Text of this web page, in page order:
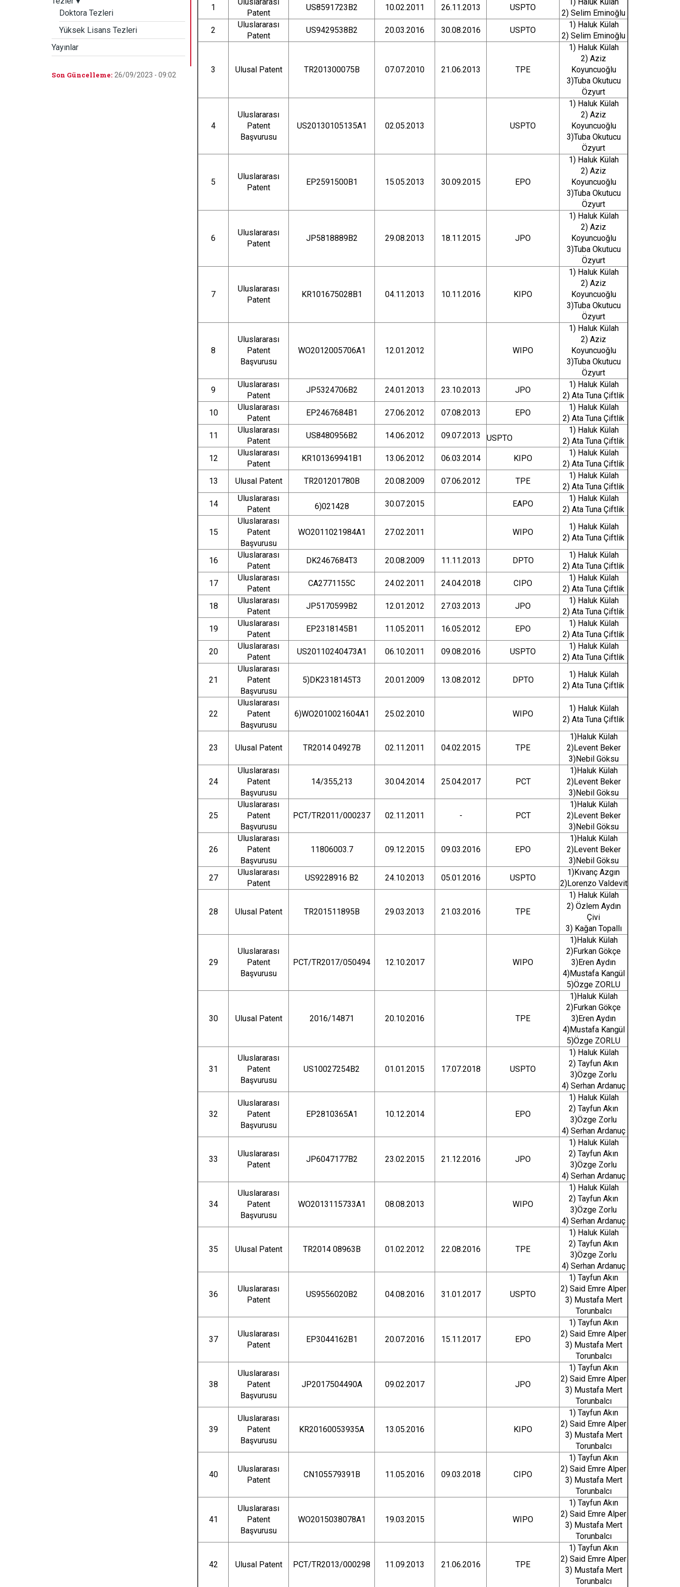
Doktora Tezleri
Yüksek Lisans Tezleri
Yayınlar
Son Güncelleme: 26/09/2023 - 09:02
1
Patent
US8591723B2 10.02.2011 26.11.2013 USPTO
2) Selim Eminoğlu
2
Uluslararası
Patent
US9429538B2 20.03.2016 30.08.2016 USPTO
1) Haluk Külah
2) Selim Eminoğlu
3 Ulusal Patent TR201300075B 07.07.2010 21.06.2013 TPE
1) Haluk Külah
2) Aziz
Koyuncuoğlu
3)Tuba Okutucu
Özyurt
4
Uluslararası
Patent
Başvurusu
US20130105135A1 02.05.2013 USPTO
1) Haluk Külah
2) Aziz
Koyuncuoğlu
3)Tuba Okutucu
Özyurt
5
Uluslararası
Patent
EP2591500B1 15.05.2013 30.09.2015 EPO
1) Haluk Külah
2) Aziz
Koyuncuoğlu
3)Tuba Okutucu
Özyurt
6
Uluslararası
Patent
JP5818889B2 29.08.2013 18.11.2015 JPO
1) Haluk Külah
2) Aziz
Koyuncuoğlu
3)Tuba Okutucu
Özyurt
7
Uluslararası
Patent
KR101675028B1 04.11.2013 10.11.2016 KIPO
1) Haluk Külah
2) Aziz
Koyuncuoğlu
3)Tuba Okutucu
Özyurt
8
Uluslararası
Patent
Başvurusu
WO2012005706A1 12.01.2012 WIPO
1) Haluk Külah
2) Aziz
Koyuncuoğlu
3)Tuba Okutucu
Özyurt
9
Uluslararası
Patent
JP5324706B2 24.01.2013 23.10.2013 JPO
1) Haluk Külah
2) Ata Tuna Çiftlik
10
Uluslararası
Patent
EP2467684B1 27.06.2012 07.08.2013 EPO
1) Haluk Külah
2) Ata Tuna Çiftlik
11
Uluslararası
Patent
US8480956B2 14.06.2012 09.07.2013 USPTO
1) Haluk Külah
2) Ata Tuna Çiftlik
12
Uluslararası
Patent
KR101369941B1 13.06.2012 06.03.2014 KIPO
1) Haluk Külah
2) Ata Tuna Çiftlik
13
Ulusal Patent TR201201780B 20.08.2009 07.06.2012 TPE
1) Haluk Külah
2) Ata Tuna Çiftlik
14
Uluslararası
Patent
6)021428 30.07.2015 EAPO
1) Haluk Külah
2) Ata Tuna Çiftlik
15
Uluslararası
Patent
Başvurusu
WO2011021984A1 27.02.2011 WIPO
1) Haluk Külah
2) Ata Tuna Çiftlik
16
Uluslararası
Patent
DK2467684T3 20.08.2009 11.11.2013 DPTO
1) Haluk Külah
2) Ata Tuna Çiftlik
17
Uluslararası
Patent
CA2771155C 24.02.2011 24.04.2018 CIPO
1) Haluk Külah
2) Ata Tuna Çiftlik
18
Uluslararası
Patent
JP5170599B2 12.01.2012 27.03.2013 JPO
1) Haluk Külah
2) Ata Tuna Çiftlik
19
Uluslararası
Patent
EP2318145B1 11.05.2011 16.05.2012 EPO
1) Haluk Külah
2) Ata Tuna Çiftlik
20
Uluslararası
Patent
US20110240473A1 06.10.2011 09.08.2016 USPTO
1) Haluk Külah
2) Ata Tuna Çiftlik
21
Uluslararası
Patent
Başvurusu
5)DK2318145T3 20.01.2009 13.08.2012 DPTO
1) Haluk Külah
2) Ata Tuna Çiftlik
22
Uluslararası
Patent
Başvurusu
6)WO2010021604A1 25.02.2010 WIPO
1) Haluk Külah
2) Ata Tuna Çiftlik
23 Ulusal Patent TR2014 04927B 02.11.2011 04.02.2015 TPE
1)Haluk Külah
2)Levent Beker
3)Nebil Göksu
24
Uluslararası
Patent
Başvurusu
14/355,213 30.04.2014 25.04.2017 PCT
1)Haluk Külah
2)Levent Beker
3)Nebil Göksu
25
Uluslararası
Patent
Başvurusu
PCT/TR2011/000237 02.11.2011 - PCT
1)Haluk Külah
2)Levent Beker
3)Nebil Göksu
26
Uluslararası
Patent
Başvurusu
11806003.7 09.12.2015 09.03.2016 EPO
1)Haluk Külah
2)Levent Beker
3)Nebil Göksu
27
Uluslararası
Patent
US9228916 B2 24.10.2013 05.01.2016 USPTO
1)Kıvanç Azgın
2)Lorenzo Valdevit
28 Ulusal Patent TR201511895B 29.03.2013 21.03.2016 TPE
1) Haluk Külah
2) Özlem Aydın
Çivi
3) Kağan Topallı
29
Uluslararası
Patent
Başvurusu
PCT/TR2017/050494 12.10.2017 WIPO
1)Haluk Külah
2)Furkan Gökçe
3)Eren Aydın
4)Mustafa Kangül
5)Özge ZORLU
30 Ulusal Patent 2016/14871 20.10.2016 TPE
1)Haluk Külah
2)Furkan Gökçe
3)Eren Aydın
4)Mustafa Kangül
5)Özge ZORLU
31
Uluslararası
Patent
Başvurusu
US10027254B2 01.01.2015 17.07.2018 USPTO
1) Haluk Külah
2) Tayfun Akın
3)Özge Zorlu
4) Serhan Ardanuç
32
Uluslararası
Patent
Başvurusu
EP2810365A1 10.12.2014 EPO
1) Haluk Külah
2) Tayfun Akın
3)Özge Zorlu
4) Serhan Ardanuç
33
Uluslararası
Patent
JP6047177B2 23.02.2015 21.12.2016 JPO
1) Haluk Külah
2) Tayfun Akın
3)Özge Zorlu
4) Serhan Ardanuç
34
Uluslararası
Patent
Başvurusu
WO2013115733A1 08.08.2013 WIPO
1) Haluk Külah
2) Tayfun Akın
3)Özge Zorlu
4) Serhan Ardanuç
35 Ulusal Patent TR2014 08963B 01.02.2012 22.08.2016 TPE
1) Haluk Külah
2) Tayfun Akın
3)Özge Zorlu
4) Serhan Ardanuç
36
Uluslararası
Patent
US9556020B2 04.08.2016 31.01.2017 USPTO
1) Tayfun Akın
2) Said Emre Alper
3) Mustafa Mert
Torunbalcı
37
Uluslararası
Patent
EP3044162B1 20.07.2016 15.11.2017 EPO
1) Tayfun Akın
2) Said Emre Alper
3) Mustafa Mert
Torunbalcı
38
Uluslararası
Patent
Başvurusu
JP2017504490A 09.02.2017 JPO
1) Tayfun Akın
2) Said Emre Alper
3) Mustafa Mert
Torunbalcı
39
Uluslararası
Patent
Başvurusu
KR20160053935A 13.05.2016 KIPO
1) Tayfun Akın
2) Said Emre Alper
3) Mustafa Mert
Torunbalcı
40
Uluslararası
Patent
CN105579391B 11.05.2016 09.03.2018 CIPO
1) Tayfun Akın
2) Said Emre Alper
3) Mustafa Mert
Torunbalcı
41
Uluslararası
Patent
Başvurusu
WO2015038078A1 19.03.2015 WIPO
1) Tayfun Akın
2) Said Emre Alper
3) Mustafa Mert
Torunbalcı
42 Ulusal Patent PCT/TR2013/000298 11.09.2013 21.06.2016 TPE
1) Tayfun Akın
2) Said Emre Alper
3) Mustafa Mert
Torunbalcı